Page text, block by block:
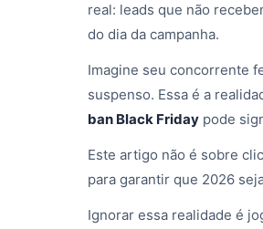
real: leads que não
do dia da campanha.
Imagine seu concorrente
suspenso. Essa é a
ban Black Friday pode
Este artigo não é sobre
para garantir que 2026
Ignorar essa realidade é